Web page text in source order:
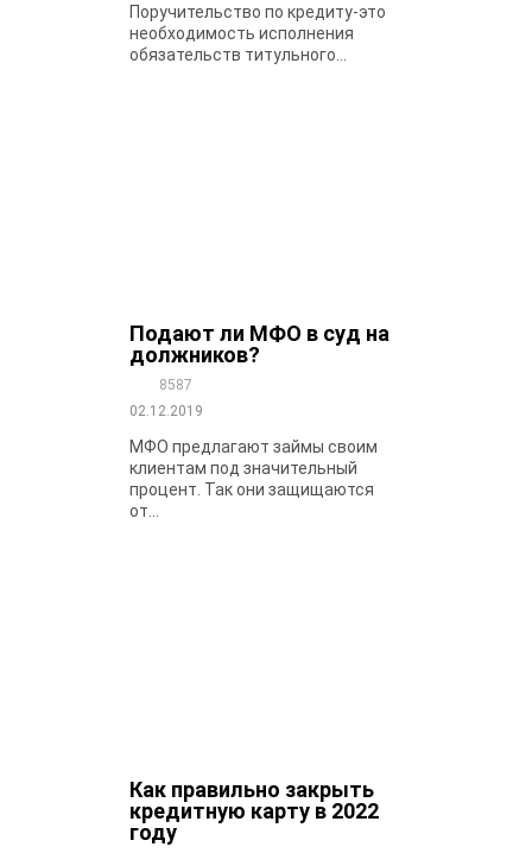
Поручительство по кредиту-это
необходимость исполнения
обязательств титульного...
Подают ли МФО в суд на
должников?
8587
02.12.2019
МФО предлагают займы своим
клиентам под значительный
процент. Так они защищаются
от...
Как правильно закрыть
кредитную карту в 2022
году